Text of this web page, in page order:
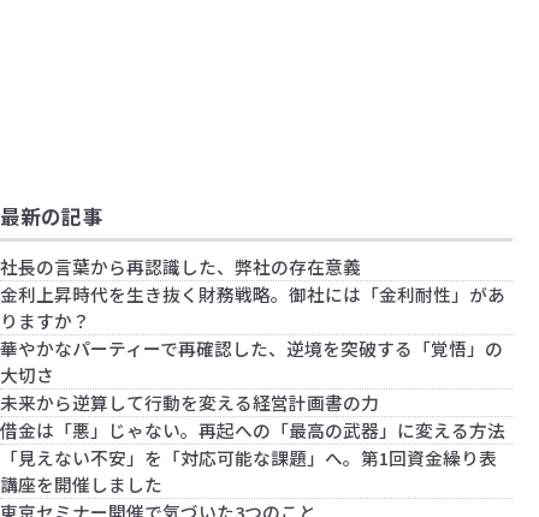
正？ その目安と活用法
赤字を認識した時の対処法
財務会計
中小企業の決算の実際
最新の記事
社長の言葉から再認識した、弊社の存在意義
金利上昇時代を生き抜く財務戦略。御社には「金利耐性」があ
りますか？
華やかなパーティーで再確認した、逆境を突破する「覚悟」の
大切さ
未来から逆算して行動を変える経営計画書の力
借金は「悪」じゃない。再起への「最高の武器」に変える方法
「見えない不安」を「対応可能な課題」へ。第1回資金繰り表
講座を開催しました